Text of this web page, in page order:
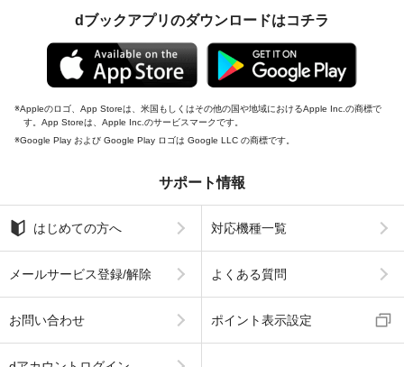
dブックアプリのダウンロードはコチラ
Appleのロゴ、App Storeは、米国もしくはその他の国や地域におけるApple Inc.の商標で
す。App Storeは、Apple Inc.のサービスマークです。
Google Play および Google Play ロゴは Google LLC の商標です。
サポート情報
はじめての方へ 対応機種一覧
メールサービス登録/解除 よくある質問
お問い合わせ ポイント表示設定